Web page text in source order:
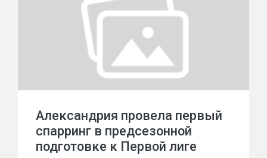
Александрия провела первый
спарринг в предсезонной
подготовке к Первой лиге